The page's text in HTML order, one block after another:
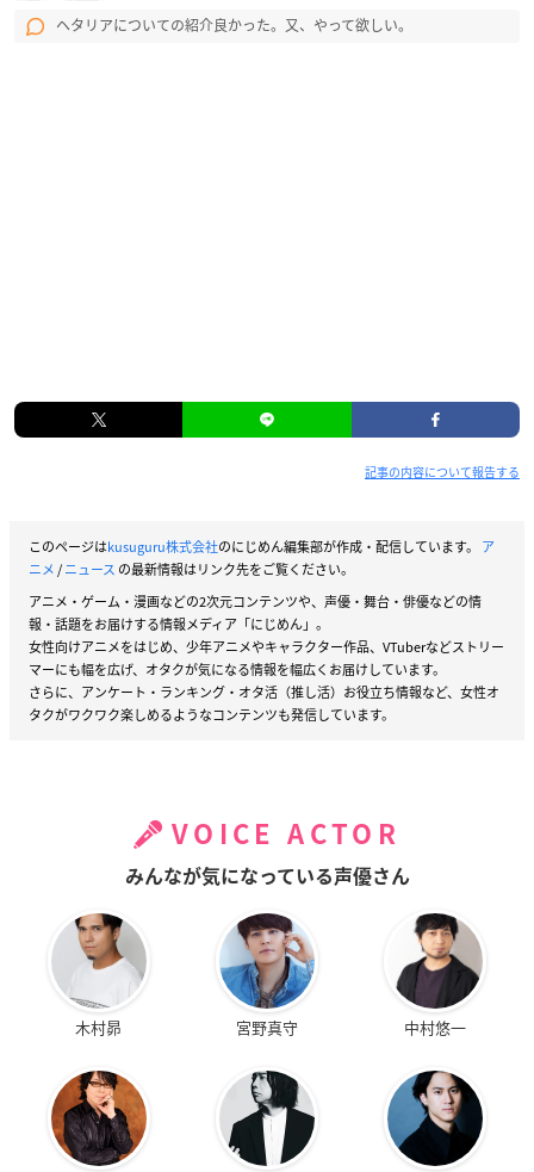
ヘタリアについての紹介良かった。又、やって欲しい。
記事の内容について報告する
このページはkusuguru株式会社のにじめん編集部が作成・配信しています。 ア
ニメ/ニュース の最新情報はリンク先をご覧ください。
アニメ・ゲーム・漫画などの2次元コンテンツや、声優・舞台・俳優などの情
報・話題をお届けする情報メディア「にじめん」。
女性向けアニメをはじめ、少年アニメやキャラクター作品、VTuberなどストリー
マーにも幅を広げ、オタクが気になる情報を幅広くお届けしています。
さらに、アンケート・ランキング・オタ活（推し活）お役立ち情報など、女性オ
タクがワクワク楽しめるようなコンテンツも発信しています。
VOICE ACTOR
みんなが気になっている声優さん
木村昴 宮野真守 中村悠一